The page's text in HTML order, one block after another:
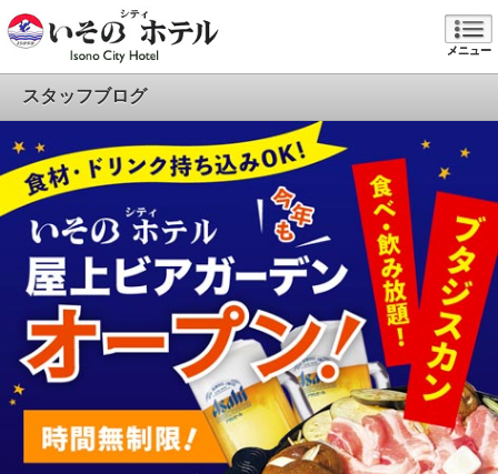
メニュー
スタッフブログ